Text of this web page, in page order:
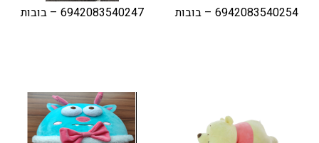
6942083540254 – בובות 6942083540247 – בובות